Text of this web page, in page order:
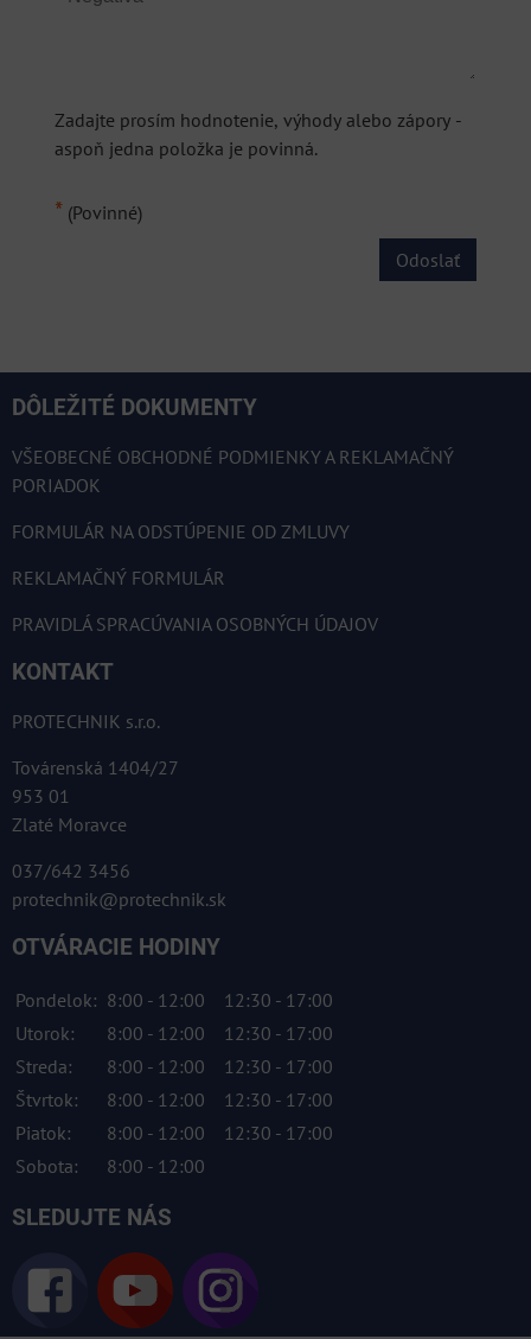
Zadajte prosím hodnotenie, výhody alebo zápory -
aspoň jedna položka je povinná.
* (Povinné)
Odoslať
DÔLEŽITÉ DOKUMENTY
VŠEOBECNÉ OBCHODNÉ PODMIENKY A REKLAMAČNÝ
PORIADOK
FORMULÁR NA ODSTÚPENIE OD ZMLUVY
REKLAMAČNÝ FORMULÁR
PRAVIDLÁ SPRACÚVANIA OSOBNÝCH ÚDAJOV
KONTAKT
PROTECHNIK s.r.o.
Továrenská 1404/27
953 01
Zlaté Moravce
037/642 3456
protechnik@protechnik.sk
OTVÁRACIE HODINY
Pondelok: 8:00 - 12:00
12:30 - 17:00
Utorok:
8:00 - 12:00
12:30 - 17:00
Streda:
8:00 - 12:00
12:30 - 17:00
Štvrtok:
8:00 - 12:00
12:30 - 17:00
Piatok:
8:00 - 12:00
12:30 - 17:00
Sobota:
8:00 - 12:00
SLEDUJTE NÁS